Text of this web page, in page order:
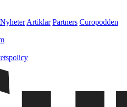
Nyheter Artiklar Partners Curopodden